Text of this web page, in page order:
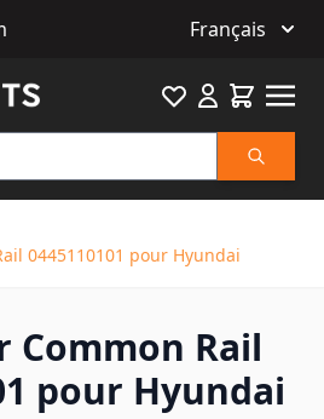
Français
FavouriteCart
0445110101 pour Hyundai
Common Rail
pour Hyundai